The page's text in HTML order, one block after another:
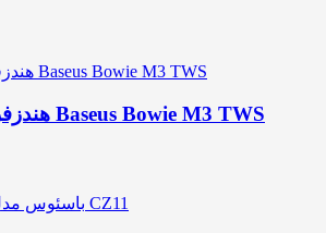
هندزفری بلوتوث دو تایی Baseus Bowie M3 TWS